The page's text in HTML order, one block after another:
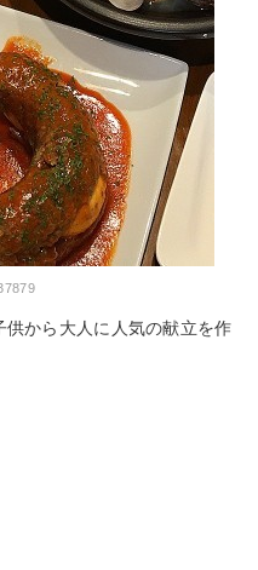
から大人に人気の献立を作